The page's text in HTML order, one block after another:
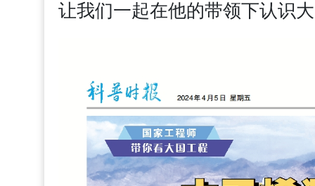
让我们一起在他的带领下认识